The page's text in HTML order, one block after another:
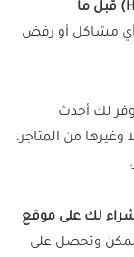
تأكد دايمًا من صلاحية كود الخصم (HALA22) قبل ما
أي مشاكل أو رفض
لك أحدث
وغيرها من المتاجر،
لك على موقع
وتحصل على